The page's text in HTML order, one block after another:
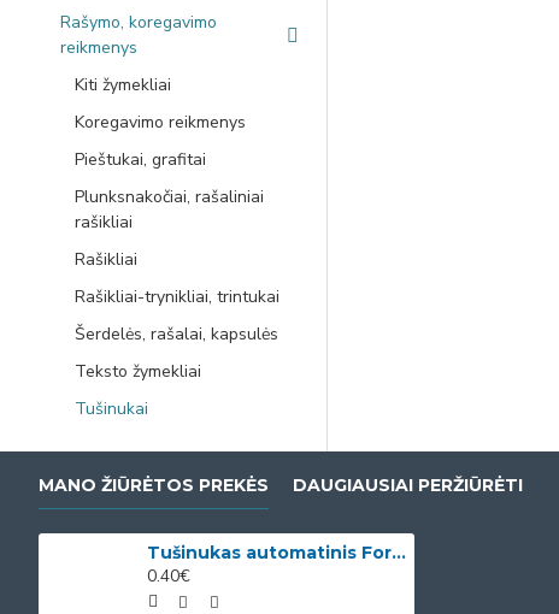
Rašymo, koregavimo
reikmenys
Kiti žymekliai
Koregavimo reikmenys
Pieštukai, grafitai
Plunksnakočiai, rašaliniai
rašikliai
Rašikliai
Rašikliai-trynikliai, trintukai
Šerdelės, rašalai, kapsulės
Teksto žymekliai
Tušinukai
MANO ŽIŪRĖTOS PREKĖS DAUGIAUSIAI PERŽIŪRĖTI
Tušinukas automatinis Forpus Clicker, 0.7mm, mėlynas
0.40€